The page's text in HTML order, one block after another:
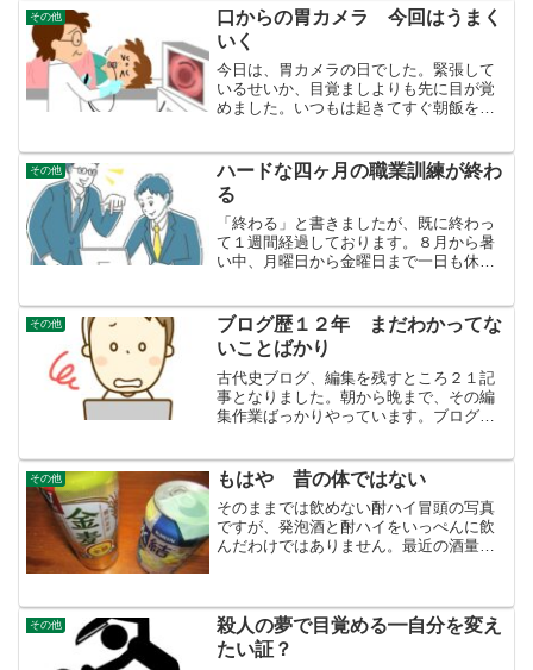
か、次病院で相談するんでした。消化器
内科では、痔の手術はしない...
その他
口からの胃カメラ 今回はうまく
いく
今日は、胃カメラの日でした。緊張して
いるせいか、目覚ましよりも先に目が覚
めました。いつもは起きてすぐ朝飯を食
胃カメラをやっていた病院は、人気の病
院で、すぐ予約が取れませ...
その他
ハードな四ヶ月の職業訓練が終わ
る
「終わる」と書きましたが、既に終わっ
て１週間経過しております。８月から暑
い中、月曜日から金曜日まで一日も休ま
暑い中、歩いて訓練校に通いました。痔
の手術後や腰が痛い（正確...
その他
ブログ歴１２年 まだわかってな
いことばかり
古代史ブログ、編集を残すところ２１記
事となりました。朝から晩まで、その編
集作業ばっかりやっています。ブログの
て、作り直したり大変な作業です。そも
そもブログの見出しのつけ...
その他 もはや 昔の体ではない
そのままでは飲めない酎ハイ冒頭の写真
ですが、発泡酒と酎ハイをいっぺんに飲
んだわけではありません。最近の酒量で
ません。スーパーに半額のシールが貼っ
てあったので、５００ｃ...
その他
殺人の夢で目覚める━自分を変え
たい証？